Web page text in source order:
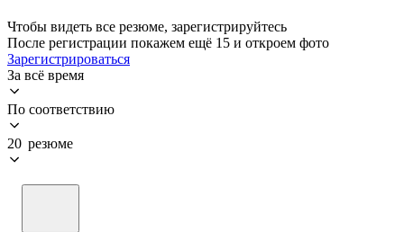
Чтобы видеть все резюме, зарегистрируйтесь
После регистрации покажем ещё 15 и откроем фото
Зарегистрироваться
За всё время
По соответствию
20 резюме